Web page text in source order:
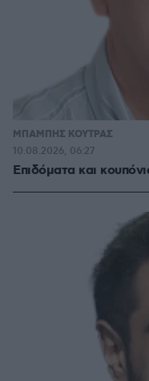
ΜΠΑΜΠΗΣ ΚΟΥΤΡΑΣ
Επιδόματα και
10.08.2026, 06:27